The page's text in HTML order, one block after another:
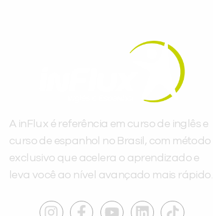
A inFlux é referência em curso de inglês e
curso de espanhol no Brasil, com método
exclusivo que acelera o aprendizado e
leva você ao nível avançado mais rápido.